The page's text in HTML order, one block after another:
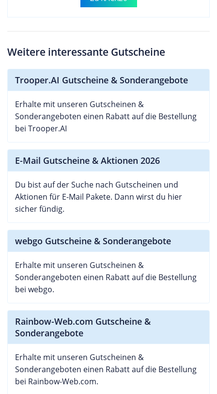
Weitere interessante Gutscheine
Trooper.AI Gutscheine & Sonderangebote
Erhalte mit unseren Gutscheinen &
Sonderangeboten einen Rabatt auf die Bestellung
bei Trooper.AI
E-Mail Gutscheine & Aktionen 2026
Du bist auf der Suche nach Gutscheinen und
Aktionen für E-Mail Pakete. Dann wirst du hier
sicher fündig.
webgo Gutscheine & Sonderangebote
Erhalte mit unseren Gutscheinen &
Sonderangeboten einen Rabatt auf die Bestellung
bei webgo.
Rainbow-Web.com Gutscheine &
Sonderangebote
Erhalte mit unseren Gutscheinen &
Sonderangeboten einen Rabatt auf die Bestellung
bei Rainbow-Web.com.